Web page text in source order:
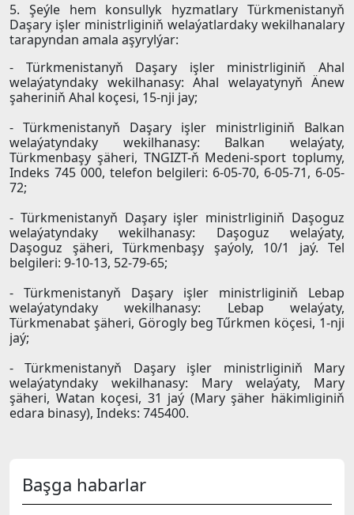
5. Şeýle hem konsullyk hyzmatlary Türkmenistanyň
Daşary işler ministrliginiň welaýatlardaky wekilhanalary
tarapyndan amala aşyrylýar:
- Türkmenistanyň Daşary işler ministrliginiň Ahal
welaýatyndaky wekilhanasy: Ahal welayatynyň Änew
şaheriniň Ahal koçesi, 15-nji jay;
- Türkmenistanyň Daşary işler ministrliginiň Balkan
welaýatyndaky wekilhanasy: Balkan welaýaty,
Türkmenbaşy şäheri, TNGIZT-ň Medeni-sport toplumy,
Indeks 745 000, telefon belgileri: 6-05-70, 6-05-71, 6-05-
72;
- Türkmenistanyň Daşary işler ministrliginiň Daşoguz
welaýatyndaky wekilhanasy: Daşoguz welaýaty,
Daşoguz şäheri, Türkmenbaşy şaýoly, 10/1 jaý. Tel
belgileri: 9-10-13, 52-79-65;
- Türkmenistanyň Daşary işler ministrliginiň Lebap
welaýatyndaky wekilhanasy: Lebap welaýaty,
Türkmenabat şäheri, Görogly beg Tűrkmen köçesi, 1-nji
jaý;
- Türkmenistanyň Daşary işler ministrliginiň Mary
welaýatyndaky wekilhanasy: Mary welaýaty, Mary
şäheri, Watan koçesi, 31 jaý (Mary şäher häkimliginiň
edara binasy), Indeks: 745400.
Başga habarlar